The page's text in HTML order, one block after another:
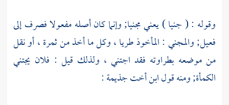
وقوله : ( جنيا ) يعني مجنيا; وإنما كان أصله مفعولا فصرف إلى
فعيل; والمجني : المأخوذ طريا ، وكل ما أخذ من ثمرة ، أو نقل
من موضعه بطراوته فقد اجتني ، ولذلك قيل : فلان يجتني
الكمأة; ومنه قولابن أخت جذيمة: